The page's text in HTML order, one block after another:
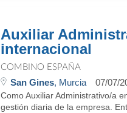
Auxiliar
internacional
COMBINO ESPAÑA
San Gines, Murcia 07/07/
Como Auxiliar Administrativo/a
gestión diaria de la empresa.